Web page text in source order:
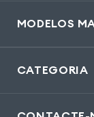
MODELOS
CATEGORIA